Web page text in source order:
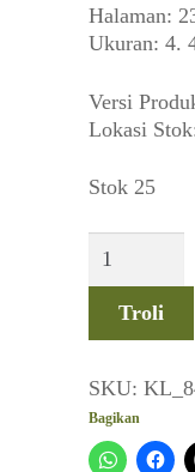
Halaman:
Ukuran: 4.
Versi
Lokasi
Stok 25
Timor
Pemuda
Mimpi
Lama
jadi
Kenyataan
Troli
SKU:
Bagikan